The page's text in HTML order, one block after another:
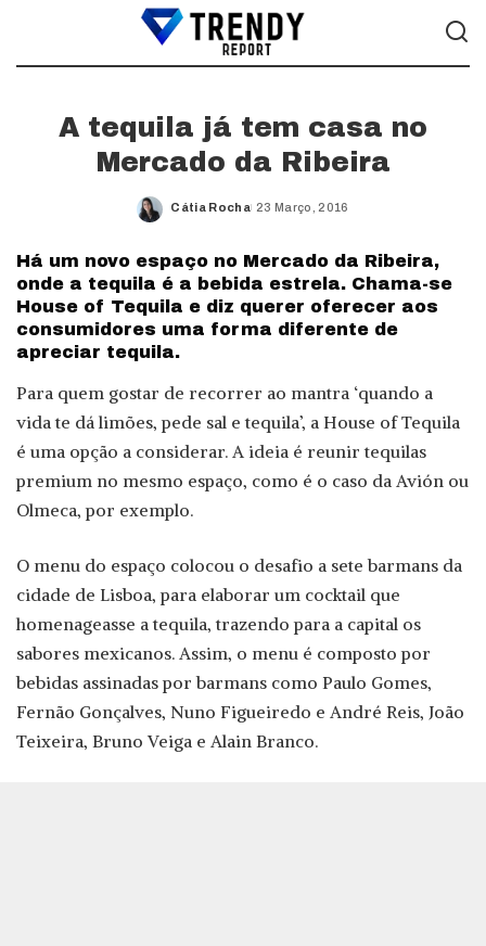
A tequila já tem casa no
Mercado da Ribeira
Posted
Cátia Rocha 23 Março, 2016
Há um novo espaço no Mercado da Ribeira,
onde a tequila é a bebida estrela. Chama-se
House of Tequila e diz querer oferecer aos
consumidores uma forma diferente de
apreciar tequila.
Para quem gostar de recorrer ao mantra ‘quando a
vida te dá limões, pede sal e tequila’, a House of Tequila
é uma opção a considerar. A ideia é reunir tequilas
premium no mesmo espaço, como é o caso da Avión ou
Olmeca, por exemplo.
O menu do espaço colocou o desafio a sete barmans da
cidade de Lisboa, para elaborar um cocktail que
homenageasse a tequila, trazendo para a capital os
sabores mexicanos. Assim, o menu é composto por
bebidas assinadas por barmans como Paulo Gomes,
Fernão Gonçalves, Nuno Figueiredo e André Reis, João
Teixeira, Bruno Veiga e Alain Branco.